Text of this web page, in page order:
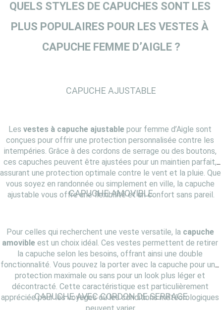
QUELS STYLES DE CAPUCHES SONT LES
PLUS POPULAIRES POUR LES VESTES À
CAPUCHE FEMME D’AIGLE ?
CAPUCHE AJUSTABLE
Les vestes à capuche ajustable pour femme d’Aigle sont
conçues pour offrir une protection personnalisée contre les
intempéries. Grâce à des cordons de serrage ou des boutons,
ces capuches peuvent être ajustées pour un maintien parfait,
assurant une protection optimale contre le vent et la pluie. Que
vous soyez en randonnée ou simplement en ville, la capuche
ajustable vous offre une flexibilité et un confort sans pareil.
CAPUCHE AMOVIBLE
Pour celles qui recherchent une veste versatile, la capuche
amovible est un choix idéal. Ces vestes permettent de retirer
la capuche selon les besoins, offrant ainsi une double
fonctionnalité. Vous pouvez la porter avec la capuche pour une
protection maximale ou sans pour un look plus léger et
décontracté. Cette caractéristique est particulièrement
appréciée pour les voyages où les conditions météorologiques
CAPUCHE AVEC CORDON DE SERRAGE